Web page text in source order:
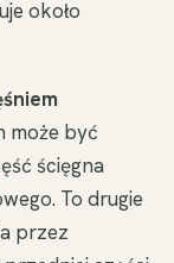
około
może być
ścięgna
To drugie
przez